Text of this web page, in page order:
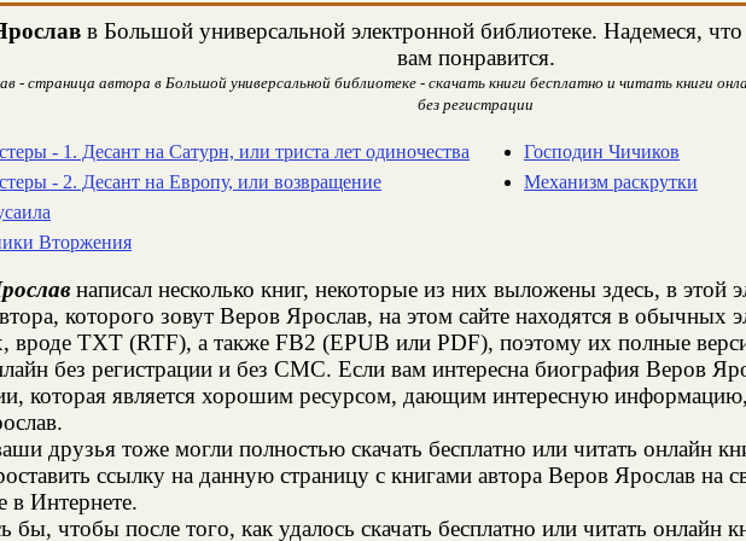
в Большой универсальной электронной библиотеке. Надемеся,
вам понравится.
- страница автора в Большой универсальной библиотеке - скачать книги бесплатно и читать книги
без регистрации
- 1. Десант на Сатурн, или триста лет одиночества
- 2. Десант на Европу, или возвращение
Вторжения
Господин Чичиков
Механизм раскрутки
написал несколько книг, некоторые из них выложены здесь, в этой
которого зовут Веров Ярослав, на этом сайте находятся в обычных
вроде TXT (RTF), а также FB2 (EPUB или PDF), поэтому их полные
без регистрации и без СМС. Если вам интересна биография Веров
которая является хорошим ресурсом, дающим интересную
друзья тоже могли полностью скачать бесплатно или читать онлайн
ссылку на данную страницу с книгами автора Веров Ярослав на
в Интернете.
бы, чтобы после того, как удалось скачать бесплатно или читать онлайн